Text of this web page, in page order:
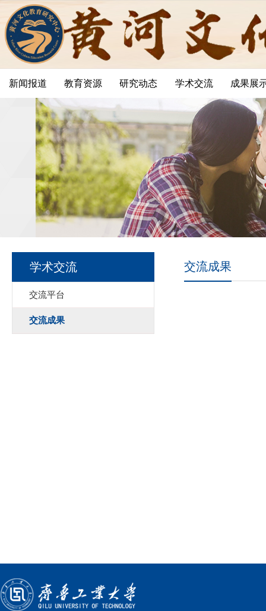
新闻报道 教育资源 研究动态 学术交流 成果展
学术交流
交流平台
交流成果
交流成果